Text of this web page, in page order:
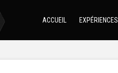
ACCUEIL EXPÉRIENCES